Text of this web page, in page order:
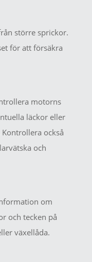
större sprickor.
för att försäkra
motorns
läckor eller
också
och
om
och tecken på
växellåda.